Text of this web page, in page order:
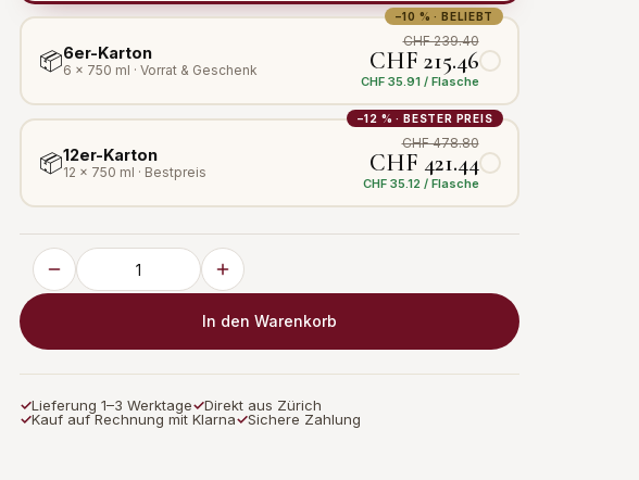
−10 % · BELIEBT
📦6er-Karton
6 × 750 ml · Vorrat & Geschenk
CHF 239.40
CHF 215.46
CHF 35.91 / Flasche
−12 % · BESTER PREIS
📦12er-Karton
12 × 750 ml · Bestpreis
CHF 478.80
CHF 421.44
CHF 35.12 / Flasche
In den Warenkorb
✓Lieferung 1–3 Werktage✓Direkt aus Zürich
✓Kauf auf Rechnung mit Klarna✓Sichere Zahlung